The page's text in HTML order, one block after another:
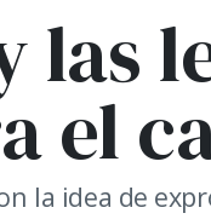
las
el
la idea de